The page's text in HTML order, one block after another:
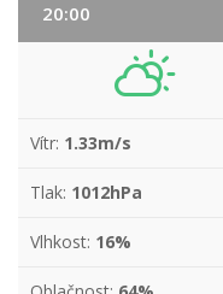
20:00
Vítr: 1.33m/s
Tlak: 1012hPa
Vlhkost: 16%